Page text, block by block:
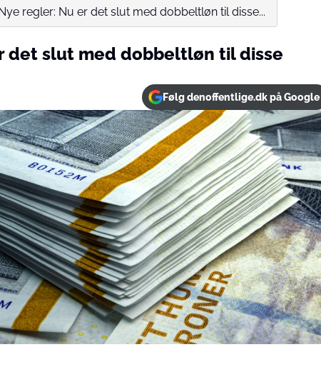
regler: Nu er det slut med dobbeltløn til disse...
det slut med dobbeltløn til disse
Følg denoffentlige.dk på Google